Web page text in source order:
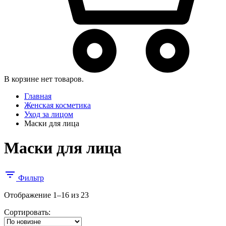
В корзине нет товаров.
Главная
Женская косметика
Уход за лицом
Маски для лица
Маски для лица
Фильтр
Отображение 1–16 из 23Сортировка:
Сортировать: